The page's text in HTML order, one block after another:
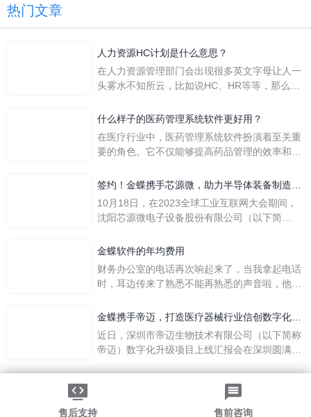
售后支持 售前咨询
热门文章
人力资源HC计划是什么意思？
在人力资源管理部门会出现很多英文字母让人一
头雾水不知所云，比如说HC、HR等等，那么它
么呢？
什么样子的医药管理系统软件更好用？
在医疗行业中，医药管理系统软件扮演着至关重
要的角色。它不仅能够提高药品管理的效率和准
一个好用的医药管理系统软件应具备以下特点。
地进行操作。 复杂的
签约！金蝶携手芯源微，助力半导体装备制造领
先企业迈向世界
10月18日，在2023全球工业互联网大会期间，
沈阳芯源微电子设备股份有限公司（以下简
下简称“金蝶”）在辽宁沈阳签署战略合作协议。
营管控平台，从而实现公司产研一体化、业财一
体化，提升公司整体业务水平。
金蝶软件的年均费用
财务办公室的电话再次响起来了，当我拿起电话
时，耳边传来了熟悉不能再熟悉的声音啦，他就
软件过程中遇到任何问题，我都可以获得金蝶服
一年的使用时间已经到了。我们公司用的是金蝶
KIS系列的标准版，一年的服务费是1000元/年。
刚看到这个1000元这个数字的时候，你是不是也
觉得有点高了，但是在一年的使用的过程中还有
金蝶后台提供人工服务价值来说，我们还是很划
金蝶携手帝迈，打造医疗器械行业信创数字化标
杆
近日，深圳市帝迈生物技术有限公司（以下简称
帝迈）数字化升级项目上线汇报会在深圳圆满召
©2026金蝶软件（中国）有限公司
粤ICP备05041751号
粤公网安备 44030502002324号